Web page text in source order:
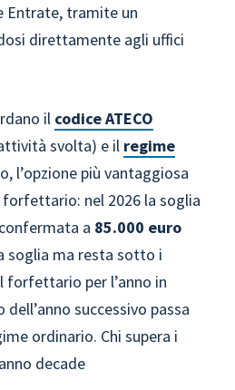
Entrate, tramite un
direttamente agli uffici
il codice ATECO
svolta) e il regime
l’opzione più vantaggiosa
forfettario: nel 2026 la soglia
a 85.000 euro
soglia ma resta sotto i
forfettario per l’anno in
successivo passa
ordinario. Chi supera i
decade